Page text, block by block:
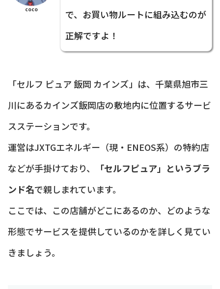
coco
で、お買い物ルートに組み込むのが
正解ですよ！
「セルフ ピュア 飯岡 カインズ」は、千葉県旭市三
川にあるカインズ飯岡店の敷地内に位置するサービ
スステーションです。
運営はJXTGエネルギー（現・ENEOS系）の特約店
などが手掛けており、
「セルフピュア」というブラ
ンド名で親しまれています。
ここでは、この店舗がどこにあるのか、どのような
形態でサービスを提供しているのかを詳しく見てい
きましょう。